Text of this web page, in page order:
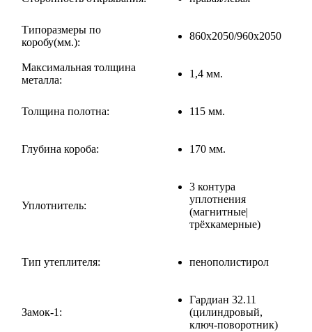
Типоразмеры по
коробу(мм.):
860х2050/960х2050
Максимальная толщина
металла:
1,4 мм.
Толщина полотна: 115 мм.
Глубина короба: 170 мм.
Уплотнитель:
3 контура
уплотнения
(магнитные|
трёхкамерные)
Тип утеплителя: пенополистирол
Замок-1:
Гардиан 32.11
(цилиндровый,
ключ-поворотник)